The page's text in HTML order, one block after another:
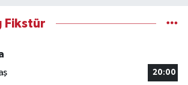
Fikstür
20:00